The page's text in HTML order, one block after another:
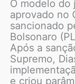
O modelo do
aprovado no
sancionado
Bolsonaro
Após a
Supremo,
e criou